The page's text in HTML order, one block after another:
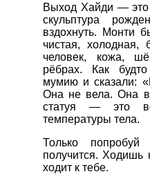
Выход Хайди — это
скульптура
вздохнуть. Монти
чистая,
человек, кожа,
рёбрах. Как
мумию и сказали:
Она не вела. Она
статуя — это
температуры тела.
Только
получится.
ходит к тебе.